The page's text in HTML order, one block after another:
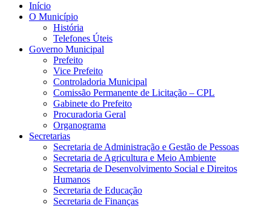
Início
O Município
História
Telefones Úteis
Governo Municipal
Prefeito
Vice Prefeito
Controladoria Municipal
Comissão Permanente de Licitação – CPL
Gabinete do Prefeito
Procuradoria Geral
Organograma
Secretarias
Secretaria de Administração e Gestão de Pessoas
Secretaria de Agricultura e Meio Ambiente
Secretaria de Desenvolvimento Social e Direitos
Humanos
Secretaria de Educação
Secretaria de Finanças